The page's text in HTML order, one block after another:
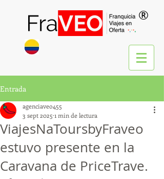
®
Entrada
ViajesNaToursbyFraveo
estuvo presente en la
Caravana de PriceTrave.
agenciaveo455
3 sept 2025 1 min de lectura